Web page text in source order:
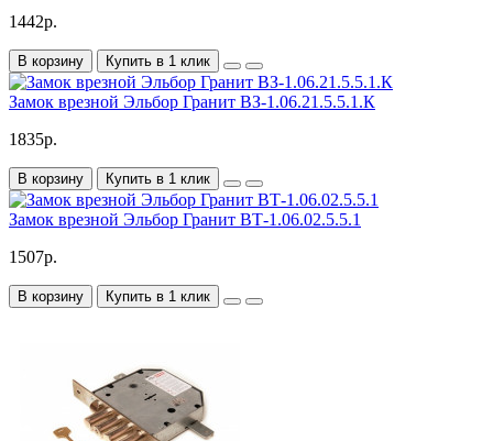
1442р.
В корзину Купить в 1 клик
Замок врезной Эльбор Гранит ВЗ-1.06.21.5.5.1.К
1835р.
В корзину Купить в 1 клик
Замок врезной Эльбор Гранит ВТ-1.06.02.5.5.1
1507р.
В корзину Купить в 1 клик